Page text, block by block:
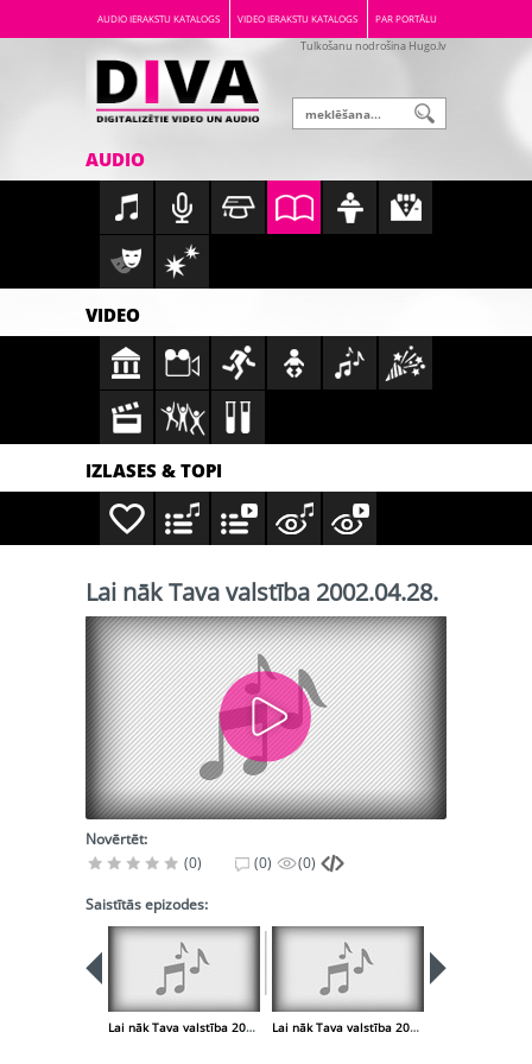
AUDIO IERAKSTU KATALOGS VIDEO IERAKSTU KATALOGS PAR PORTĀLU
Tulkošanu nodrošina Hugo.lv
AUDIO
VIDEO
IZLASES & TOPI
Lai nāk Tava valstība 2002.04.28.
Novērtēt:
(0)
(0) (0)
Saistītās epizodes:
Lai nāk Tava valstība 2002.04.21. Lai nāk Tava valstība 2002.05.12.